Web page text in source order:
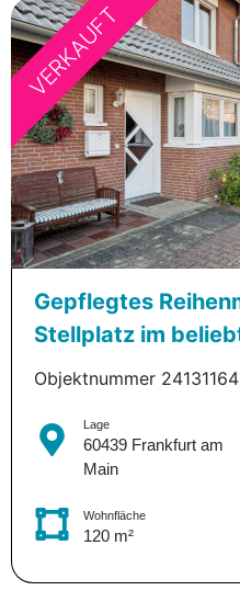
VERKAUFT
Gepflegtes
Stellplatz im
Objektnummer 24131164
Lage
60439 Frankfurt am
Main
Wohnfläche
120 m²